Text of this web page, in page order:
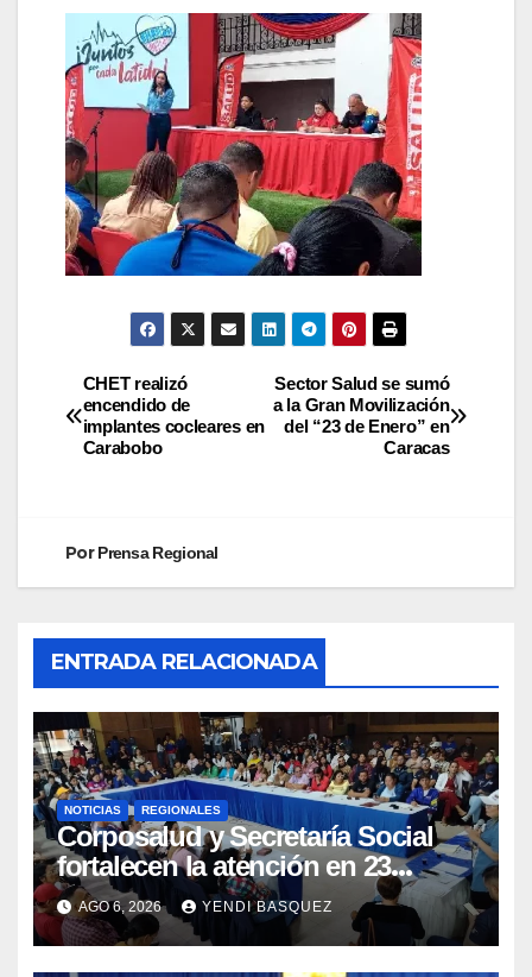
Sector Salud se sumó
a la Gran Movilización
del “23 de Enero” en
Caracas
CHET realizó
encendido de
implantes cocleares en
Carabobo
PorPrensa Regional
ENTRADA RELACIONADA
NOTICIAS REGIONALES
Corposalud y Secretaría Social
fortalecen la atención en 23
municipios
AGO 6, 2026 YENDI BASQUEZ